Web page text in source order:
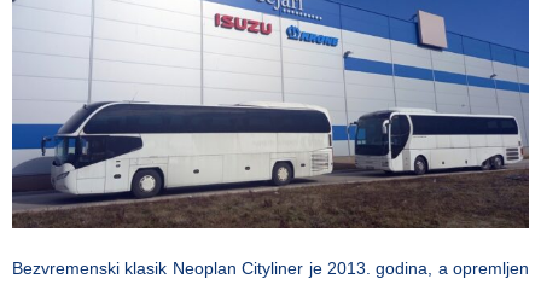
Bezvremenski klasik Neoplan Cityliner je 2013. godina, a opremljen